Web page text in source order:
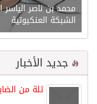
محمد بن ناصر
الشبكة العنكبوتية
جديد الأخبار
ثلة من